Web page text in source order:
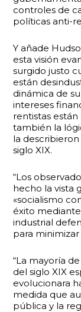
controles de
políticas anti-
Y añade
esta visión
surgido justo
están
dinámica de
intereses
rentistas están
también la
la
siglo XIX.
“Los
hecho la vista
«socialismo
éxito
industrial
para
“La mayoría
del siglo XIX
evolucionara
medida que
pública y la